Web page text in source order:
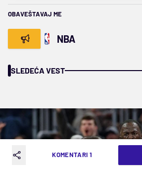
OBAVEŠTAVAJ ME
NBA
SLEDEĆA VEST
KOMENTARI 1